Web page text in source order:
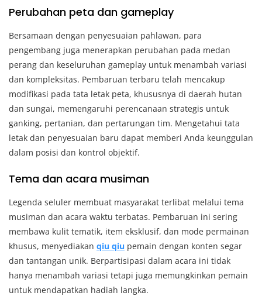
Perubahan peta dan gameplay
Bersamaan dengan penyesuaian pahlawan, para
pengembang juga menerapkan perubahan pada medan
perang dan keseluruhan gameplay untuk menambah variasi
dan kompleksitas. Pembaruan terbaru telah mencakup
modifikasi pada tata letak peta, khususnya di daerah hutan
dan sungai, memengaruhi perencanaan strategis untuk
ganking, pertanian, dan pertarungan tim. Mengetahui tata
letak dan penyesuaian baru dapat memberi Anda keunggulan
dalam posisi dan kontrol objektif.
Tema dan acara musiman
Legenda seluler membuat masyarakat terlibat melalui tema
musiman dan acara waktu terbatas. Pembaruan ini sering
membawa kulit tematik, item eksklusif, dan mode permainan
khusus, menyediakan qiu qiu pemain dengan konten segar
dan tantangan unik. Berpartisipasi dalam acara ini tidak
hanya menambah variasi tetapi juga memungkinkan pemain
untuk mendapatkan hadiah langka.